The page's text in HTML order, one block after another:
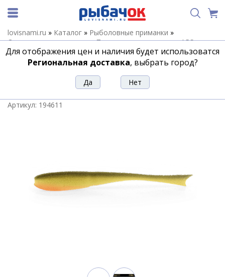
lovisnami.ru » Каталог » Рыболовные приманки »
Силиконовые приманки»Поролоновые приманки APS
(Питерцов)»Поролоновая рыбка APS JIG-HEAD 250mm #215
UV (3шт/упак)
Поролоновая рыбка APS JIG-HEAD
250mm #215 UV (3шт/упак)
Артикул: 194611
Для отображения цен и наличия будет использоватся
Региональная доставка, выбрать город?